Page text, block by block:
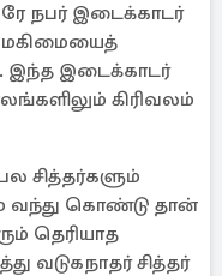
நபர் இடைக்காடர்
மகிமையைத்
இடைக்காடர்
கிரிவலம்
சித்தர்களும்
வந்து கொண்டு தான்
தெரியாத
வடுகநாதர் சித்தர்